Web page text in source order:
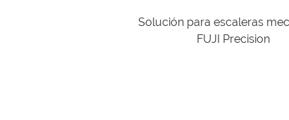
Solución para escaleras
FUJI Precision